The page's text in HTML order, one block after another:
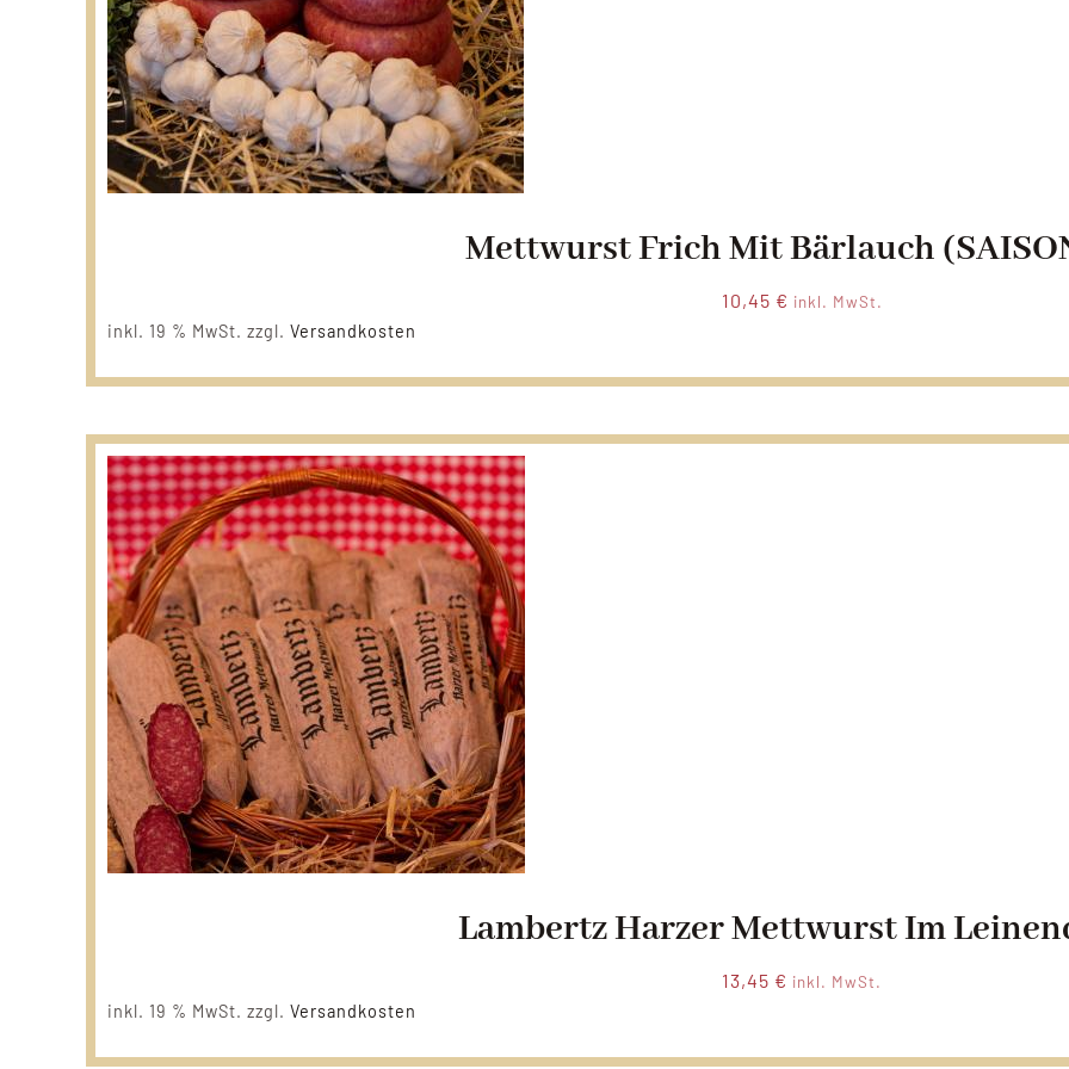
Mettwurst Frich Mit Bärlauch
10,45 € inkl. MwSt.
inkl. 19 % MwSt. zzgl. Versandkosten
Lambertz Harzer Mettwurst Im
13,45 € inkl. MwSt.
inkl. 19 % MwSt. zzgl. Versandkosten